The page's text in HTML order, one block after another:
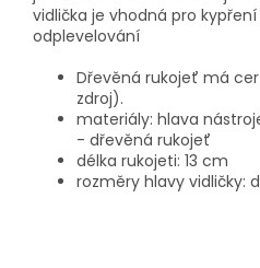
vidlička je vhodná pro
odplevelování
Dřevěná rukojeť má
zdroj).
materiály: hlava
- dřevěná rukojeť
délka rukojeti: 13 cm
rozměry hlavy vidličky: